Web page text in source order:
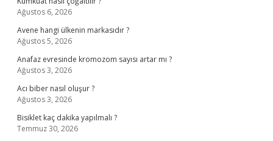
Ağustos 6, 2026
Avene hangi ülkenin markasıdır ?
Ağustos 5, 2026
Anafaz evresinde kromozom sayısı artar mı ?
Ağustos 3, 2026
Acı biber nasıl oluşur ?
Ağustos 3, 2026
Bisiklet kaç dakika yapılmalı ?
Temmuz 30, 2026